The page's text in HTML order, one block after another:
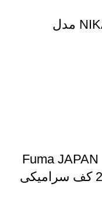
اتو بخارگر ایستاده نیکای NIKAI مدل
اتو خشک سنگین فوما ژاپن Fuma JAPAN
مدل FU-1788 وزن 2.35KG کف سرامیکی